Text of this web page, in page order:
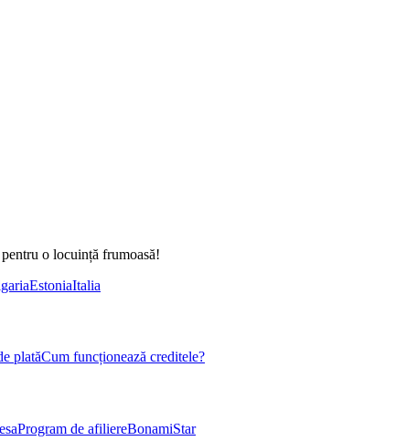
o locuință frumoasă!
EstoniaItalia
platăCum funcționează creditele?
Program de afiliereBonamiStar